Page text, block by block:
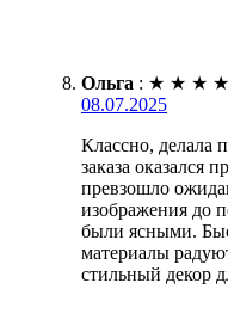
Ольга : ★ ★ ★ ★
08.07.2025
Классно, делала
заказа оказался
превзошло
изображения до
были ясными.
материалы
стильный декор